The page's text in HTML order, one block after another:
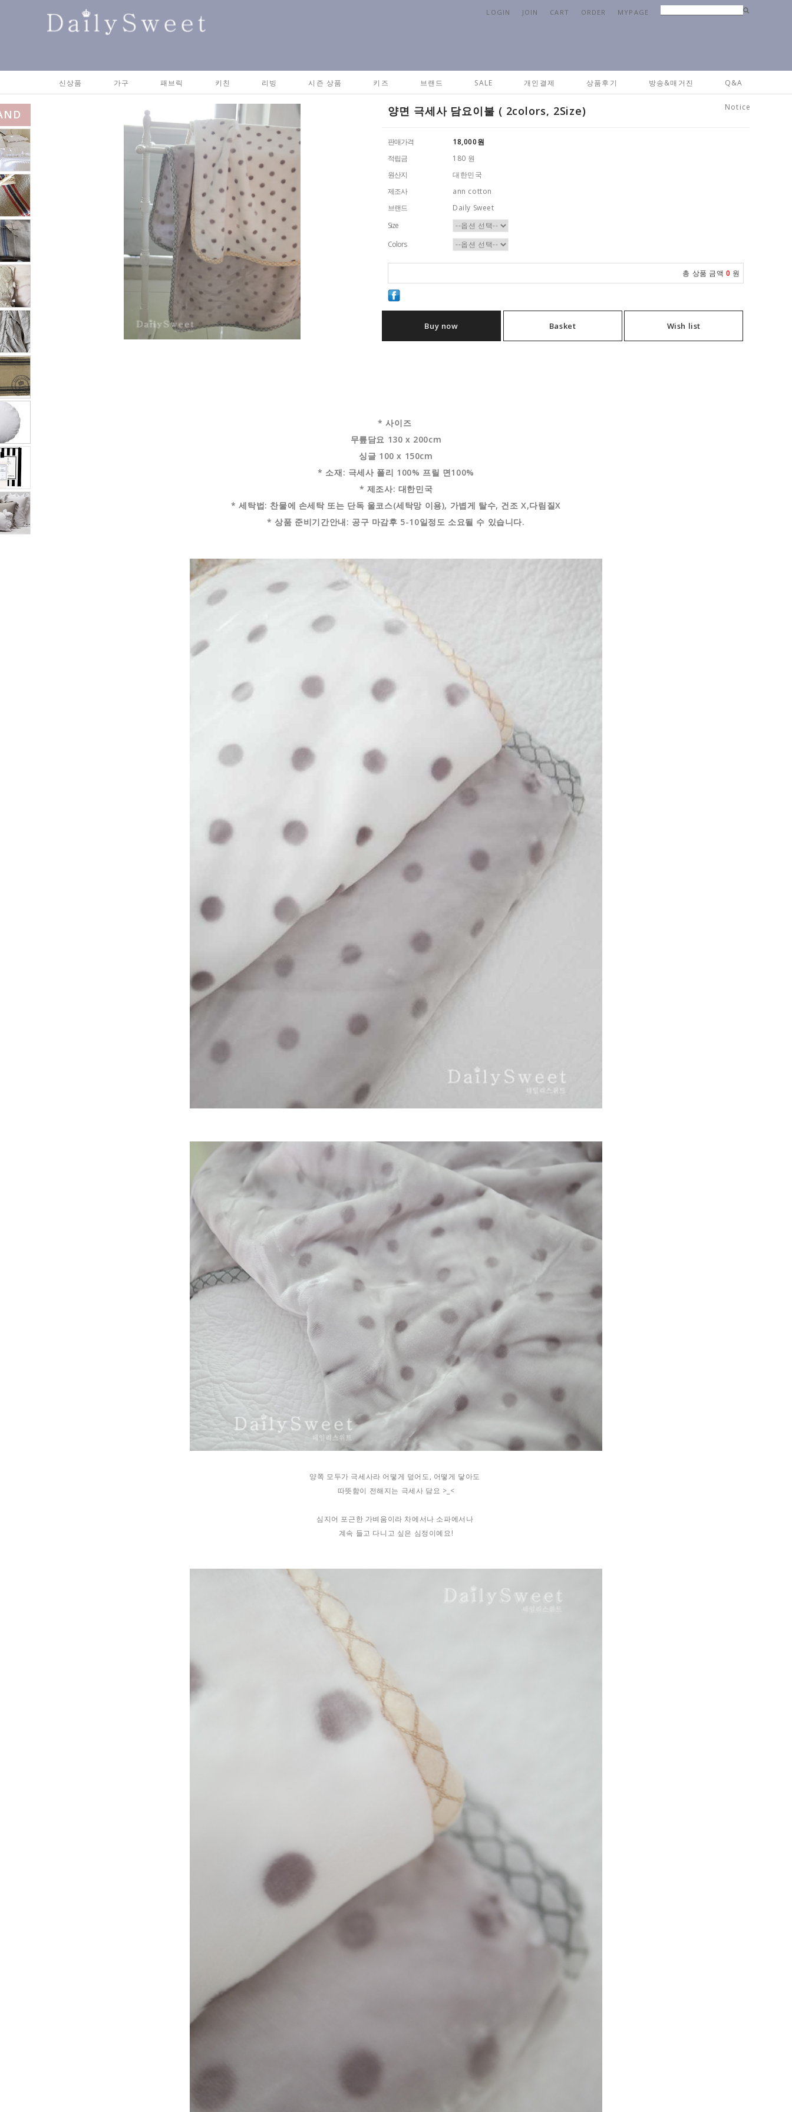
LOGIN JOIN CART ORDER MYPAGE
신상품 가구 패브릭 키친 리빙 시즌 상품 키즈 브랜드 SALE 개인결제 상품후기 방송&매거진 Q&A
Notice
양면 극세사 담요이불 ( 2colors, 2Size)
판매가격 18,000원
적립금
180 원
원산지
대한민국
제조사
ann cotton
브랜드
Daily Sweet
Size
Colors
총 상품 금액 0 원
Buy now Basket Wish list
* 사이즈
무릎담요 130 x 200cm
싱글 100 x 150cm
* 소재: 극세사 폴리 100% 프릴 면100%
* 제조사: 대한민국
* 세탁법: 찬물에 손세탁 또는 단독 울코스(세탁망 이용), 가볍게 탈수, 건조 X,다림질X
* 상품 준비기간안내: 공구 마감후 5-10일정도 소요될 수 있습니다.
양쪽 모두가 극세사라 어떻게 덮어도, 어떻게 닿아도
따뜻함이 전해지는 극세사 담요 >_<
심지어 포근한 가벼움이라 차에서나 소파에서나
계속 들고 다니고 싶은 심정이예요!